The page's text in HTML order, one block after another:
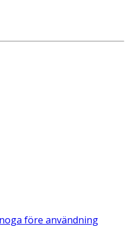
före användning